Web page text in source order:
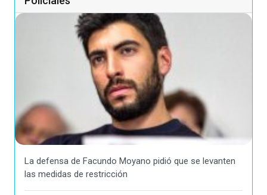
La defensa de Facundo Moyano pidió que se levanten
las medidas de restricción